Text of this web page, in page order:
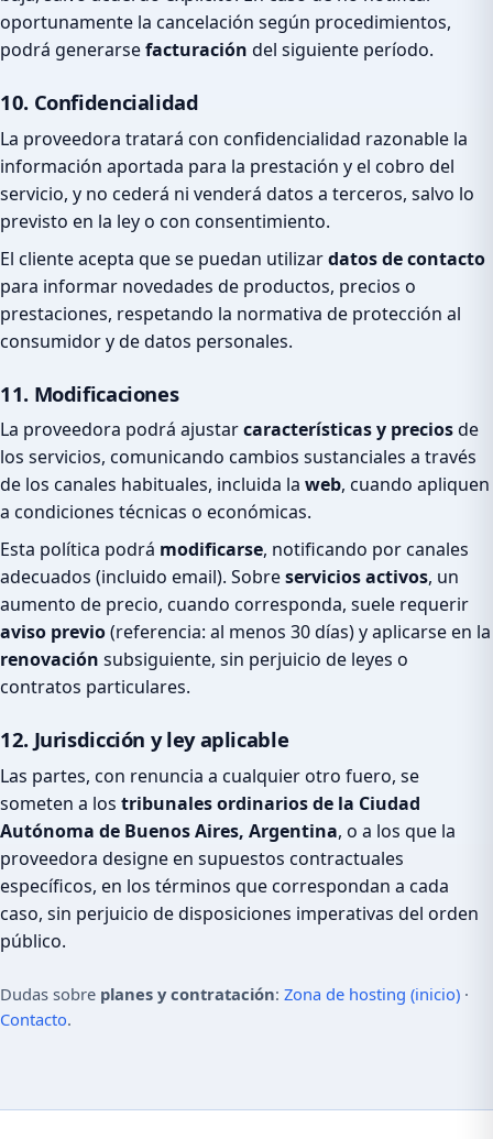
oportunamente la cancelación según procedimientos,
podrá generarsefacturación del siguiente período.
10. Confidencialidad
La proveedora tratará con confidencialidad razonable la
información aportada para la prestación y el cobro del
servicio, y no cederá ni venderá datos a terceros, salvo lo
previsto en la ley o con consentimiento.
El cliente acepta que se puedan utilizardatos de contacto
para informar novedades de productos, precios o
prestaciones, respetando la normativa de protección al
consumidor y de datos personales.
11. Modificaciones
La proveedora podrá ajustarcaracterísticas y preciosde
los servicios, comunicando cambios sustanciales a través
de los canales habituales, incluida la web, cuando apliquen
a condiciones técnicas o económicas.
Esta política podrá modificarse, notificando por canales
adecuados (incluido email). Sobreservicios activos, un
aumento de precio, cuando corresponda, suele requerir
aviso previo(referencia: al menos 30 días) y aplicarse en la
renovación subsiguiente, sin perjuicio de leyes o
contratos particulares.
12. Jurisdicción y ley aplicable
Las partes, con renuncia a cualquier otro fuero, se
someten a los tribunales ordinarios de la Ciudad
Autónoma de Buenos Aires, Argentina, o a los que la
proveedora designe en supuestos contractuales
específicos, en los términos que correspondan a cada
caso, sin perjuicio de disposiciones imperativas del orden
público.
Dudas sobre planes y contratación: Zona de hosting (inicio) ·
Contacto.